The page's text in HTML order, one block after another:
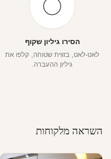
הסירו גיליון שקוף
לאט-לאט, בזווית שטוחה, קלפו את
גיליון ההעברה.
השראה מלקוחות